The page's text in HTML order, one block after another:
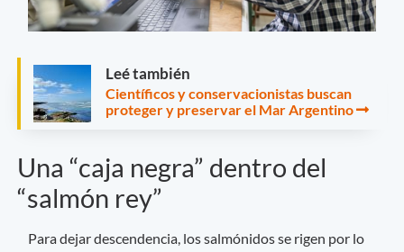
Leé también
Científicos y conservacionistas buscan
proteger y preservar el Mar Argentino
Una “caja negra” dentro del
“salmón rey”
Para dejar descendencia, los salmónidos se rigen por lo